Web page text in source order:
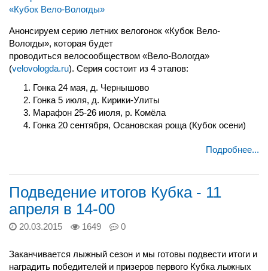
Анонсируем серию летних велогонок «Кубок Вело-
Вологды», которая будет
проводиться велосообществом «Вело-Вологда»
(velovologda.ru). Серия состоит из 4 этапов:
Гонка 24 мая, д. Чернышово
Гонка 5 июля, д. Кирики-Улиты
Марафон 25-26 июля, р. Комёла
Гонка 20 сентября, Осановская роща (Кубок осени)
Подробнее...
Подведение итогов Кубка - 11
апреля в 14-00
20.03.2015 1649 0
Заканчивается лыжный сезон и мы готовы подвести итоги и
наградить победителей и призеров первого Кубка лыжных